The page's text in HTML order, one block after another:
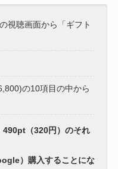
視聴画面から「ギフト
の10項目の中から
（320円）のそれ
）購入することにな